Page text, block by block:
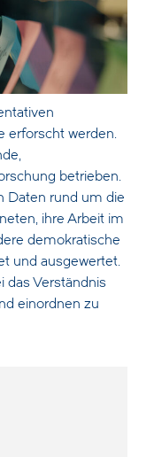
erforscht werden.
betrieben.
Daten rund um die
ihre Arbeit im
demokratische
und ausgewertet.
das Verständnis
einordnen zu